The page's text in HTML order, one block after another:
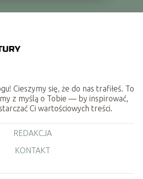
Cieszymy się, że do nas trafiłeś. To
z myślą o Tobie — by inspirować,
Ci wartościowych treści.
REDAKCJA
KONTAKT